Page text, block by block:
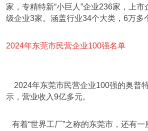
家，专精特新“小巨人”企业236家，上
级企业3家。涵盖行业34个大类，6万多
2024年东莞市民营企业100强名单
2024年东莞市民营企业100强的奥普
示，营业收入9亿多元。
有着“世界工厂”之称的东莞市，还有一